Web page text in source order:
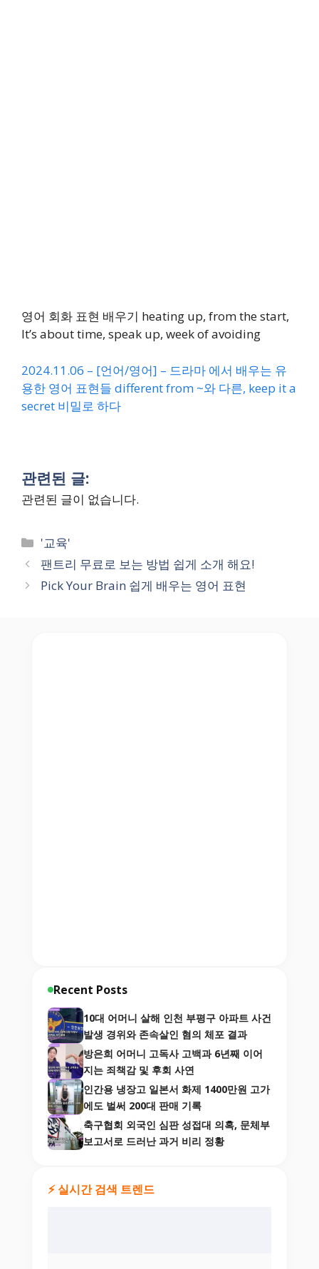
영어 회화 표현 배우기 heating up, from the start,
It’s about time, speak up, week of avoiding
2024.11.06 – [언어/영어] – 드라마 에서 배우는 유
용한 영어 표현들 different from ~와 다른, keep it a
secret 비밀로 하다
관련된 글:
관련된 글이 없습니다.
Categories
'교육'
팬트리 무료로 보는 방법 쉽게 소개 해요!
Pick Your Brain 쉽게 배우는 영어 표현
Recent Posts
10대 어머니 살해 인천 부평구 아파트 사건
발생 경위와 존속살인 혐의 체포 결과
방은희 어머니 고독사 고백과 6년째 이어
지는 죄책감 및 후회 사연
인간용 냉장고 일본서 화제 1400만원 고가
에도 벌써 200대 판매 기록
축구협회 외국인 심판 성접대 의혹, 문체부
보고서로 드러난 과거 비리 정황
⚡ 실시간 검색 트렌드